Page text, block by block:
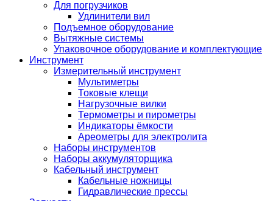
Для погрузчиков
Удлинители вил
Подъемное оборудование
Вытяжные системы
Упаковочное оборудование и комплектующие
Инструмент
Измерительный инструмент
Мультиметры
Токовые клещи
Нагрузочные вилки
Термометры и пирометры
Индикаторы ёмкости
Ареометры для электролита
Наборы инструментов
Наборы аккумуляторщика
Кабельный инструмент
Кабельные ножницы
Гидравлические прессы